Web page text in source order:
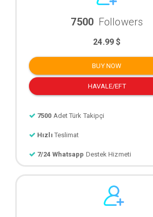
7500 Followers
24.99 $
BUY NOW
HAVALE/EFT
7500 Adet Türk Takipçi
Hızlı Teslimat
7/24 Whatsapp Destek